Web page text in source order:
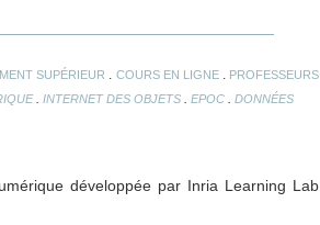
SUPÉRIEUR COURS EN LIGNE.
PROFESSEURS
. INTERNET DES OBJETS EPOC DONNÉES
développée par Inria Learning Lab